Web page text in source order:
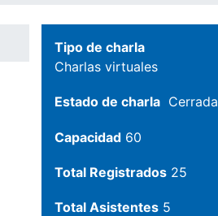
Tipo de charla
Charlas virtuales
Estado de charla Cerrada
Capacidad 60
Total Registrados 25
Total Asistentes 5